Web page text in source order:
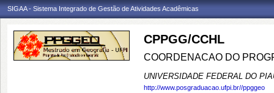
SIGAA - Sistema Integrado de Gestão de Atividades Acadêmicas
CPPGG/CCHL
COORDENACAO DO
UNIVERSIDADE FEDERAL DO
http://www.posgraduacao.ufpi.br//ppggeo